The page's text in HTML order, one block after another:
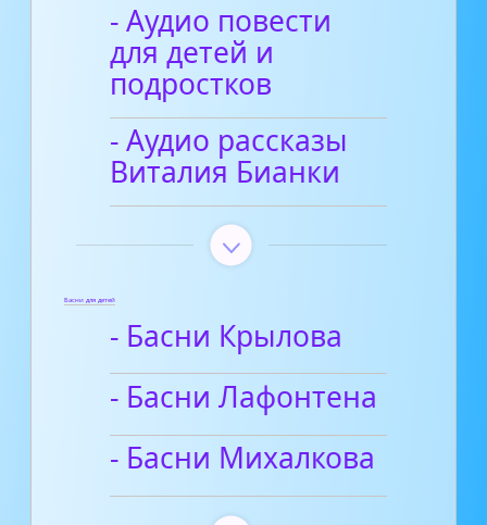
- Аудио повести
для детей и
подростков
- Аудио рассказы
Виталия Бианки
Басни для детей
- Басни Крылова
- Басни Лафонтена
- Басни Михалкова